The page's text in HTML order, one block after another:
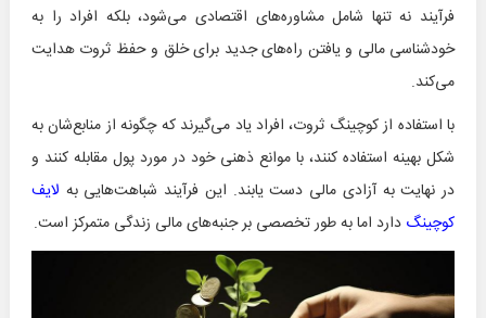
فرآیند نه تنها شامل مشاوره‌های اقتصادی می‌شود، بلکه افراد را به
خودشناسی مالی و یافتن راه‌های جدید برای خلق و حفظ ثروت هدایت
می‌کند.
با استفاده از کوچینگ ثروت، افراد یاد می‌گیرند که چگونه از منابع‌شان به
شکل بهینه استفاده کنند، با موانع ذهنی خود در مورد پول مقابله کنند و
در نهایت به آزادی مالی دست یابند. این فرآیند شباهت‌هایی به لایف
کوچینگ دارد اما به طور تخصصی بر جنبه‌های مالی زندگی متمرکز است.